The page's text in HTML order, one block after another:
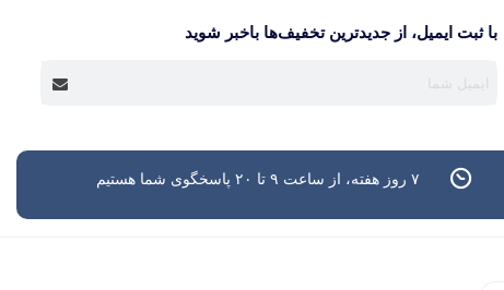
با ثبت ایمیل، از جدید‌ترین تخفیف‌ها با‌خبر شوید
۷ روز هفته، از ساعت ۹ تا ۲۰ پاسخگوی شما هستیم